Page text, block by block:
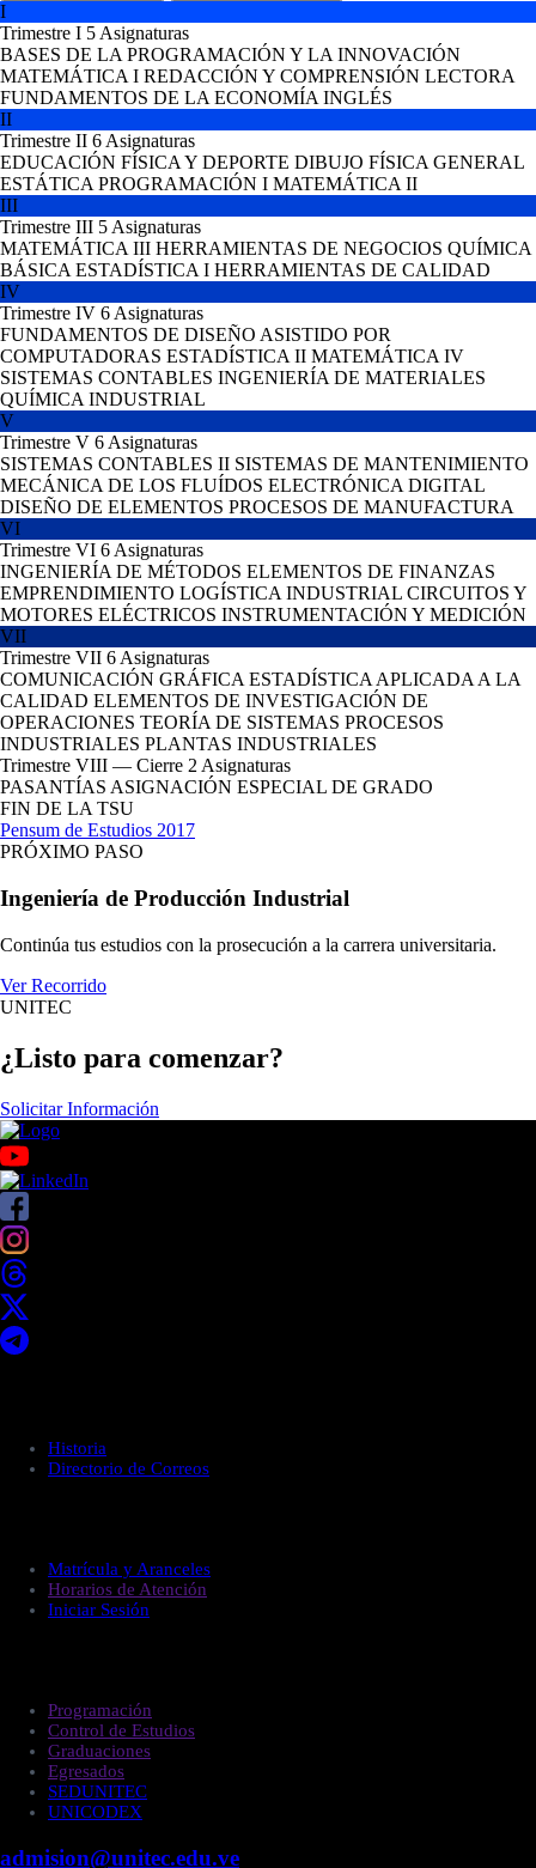
I
Trimestre I 5 Asignaturas
BASES DE LA PROGRAMACIÓN Y LA INNOVACIÓN
MATEMÁTICA I REDACCIÓN Y COMPRENSIÓN LECTORA
FUNDAMENTOS DE LA ECONOMÍA INGLÉS
II
Trimestre II 6 Asignaturas
EDUCACIÓN FÍSICA Y DEPORTE DIBUJO FÍSICA GENERAL
ESTÁTICA PROGRAMACIÓN I MATEMÁTICA II
III
Trimestre III 5 Asignaturas
MATEMÁTICA III HERRAMIENTAS DE NEGOCIOS QUÍMICA
BÁSICA ESTADÍSTICA I HERRAMIENTAS DE CALIDAD
IV
Trimestre IV 6 Asignaturas
FUNDAMENTOS DE DISEÑO ASISTIDO POR
COMPUTADORAS ESTADÍSTICA II MATEMÁTICA IV
SISTEMAS CONTABLES INGENIERÍA DE MATERIALES
QUÍMICA INDUSTRIAL
V
Trimestre V 6 Asignaturas
SISTEMAS CONTABLES II SISTEMAS DE MANTENIMIENTO
MECÁNICA DE LOS FLUÍDOS ELECTRÓNICA DIGITAL
DISEÑO DE ELEMENTOS PROCESOS DE MANUFACTURA
VI
Trimestre VI 6 Asignaturas
INGENIERÍA DE MÉTODOS ELEMENTOS DE FINANZAS
EMPRENDIMIENTO LOGÍSTICA INDUSTRIAL CIRCUITOS Y
MOTORES ELÉCTRICOS INSTRUMENTACIÓN Y MEDICIÓN
VII
Trimestre VII 6 Asignaturas
COMUNICACIÓN GRÁFICA ESTADÍSTICA APLICADA A LA
CALIDAD ELEMENTOS DE INVESTIGACIÓN DE
OPERACIONES TEORÍA DE SISTEMAS PROCESOS
INDUSTRIALES PLANTAS INDUSTRIALES
Trimestre VIII — Cierre 2 Asignaturas
PASANTÍAS ASIGNACIÓN ESPECIAL DE GRADO
FIN DE LA TSU
Pensum de Estudios 2017
PRÓXIMO PASO
Ingeniería de Producción Industrial
Continúa tus estudios con la prosecución a la carrera universitaria.
Ver Recorrido
UNITEC
¿Listo para comenzar?
Solicitar Información
Historia
Directorio de Correos
Matrícula y Aranceles
Horarios de Atención
Iniciar Sesión
Programación
Control de Estudios
Graduaciones
Egresados
SEDUNITEC
UNICODEX
admision@unitec.edu.ve